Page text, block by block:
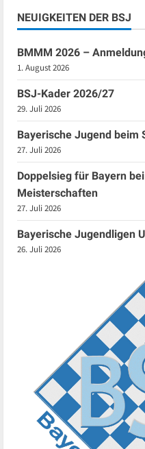
NEUIGKEITEN DER BSJ
BMMM 2026 –
1. August 2026
BSJ-Kader 2026/27
29. Juli 2026
Bayerische Jugend beim
27. Juli 2026
Doppelsieg für Bayern
Meisterschaften
27. Juli 2026
Bayerische Jugendligen
26. Juli 2026